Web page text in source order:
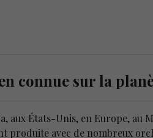
connue sur la
aux États-Unis, en Europe,
produite avec de nombreux